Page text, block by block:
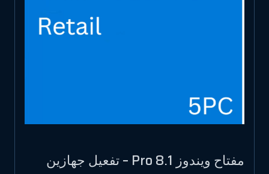
مفتاح ويندوز 8.1 Pro – تفعيل جهازين